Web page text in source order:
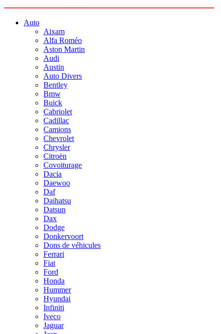
Auto
Aixam
Alfa Roméo
Aston Martin
Audi
Austin
Auto Divers
Bentley
Bmw
Buick
Cabriolet
Cadillac
Camions
Chevrolet
Chrysler
Citroën
Covoiturage
Dacia
Daewoo
Daf
Daihatsu
Datsun
Dax
Dodge
Donkervoort
Dons de véhicules
Ferrari
Fiat
Ford
Honda
Hummer
Hyundai
Infiniti
Iveco
Jaguar